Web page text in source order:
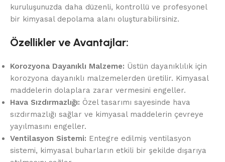
kuruluşunuzda daha düzenli, kontrollü ve profesyonel
bir kimyasal depolama alanı oluşturabilirsiniz.
Özellikler ve Avantajlar:
Korozyona Dayanıklı Malzeme: Üstün dayanıklılık için
korozyona dayanıklı malzemelerden üretilir. Kimyasal
maddelerin dolaplara zarar vermesini engeller.
Hava Sızdırmazlığı: Özel tasarımı sayesinde hava
sızdırmazlığı sağlar ve kimyasal maddelerin çevreye
yayılmasını engeller.
Ventilasyon Sistemi: Entegre edilmiş ventilasyon
sistemi, kimyasal buharların etkili bir şekilde dışarıya